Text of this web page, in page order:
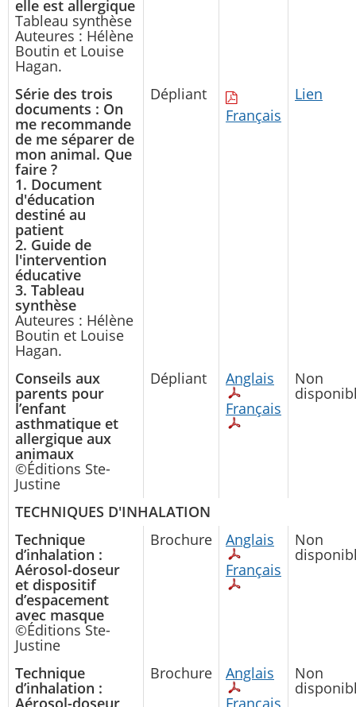
elle est allergique
Tableau synthèse
Auteures : Hélène
Boutin et Louise
Hagan.
Série des trois
documents : On
me recommande
de me séparer de
mon animal. Que
faire ?
1. Document
d'éducation
destiné au
patient
2. Guide de
l'intervention
éducative
3. Tableau
synthèse
Auteures : Hélène
Boutin et Louise
Hagan.
Dépliant
Français
Lien
Conseils aux
parents pour
l’enfant
asthmatique et
allergique aux
animaux
©Éditions Ste-
Justine
Dépliant
Anglais
Français
Non
TECHNIQUES D'INHALATION
Technique
d’inhalation :
Aérosol-doseur
et dispositif
d’espacement
avec masque
©Éditions Ste-
Justine
Brochure
Anglais
Français
Non
Technique
d’inhalation :
Aérosol-doseur
Brochure
Anglais
Français
Non